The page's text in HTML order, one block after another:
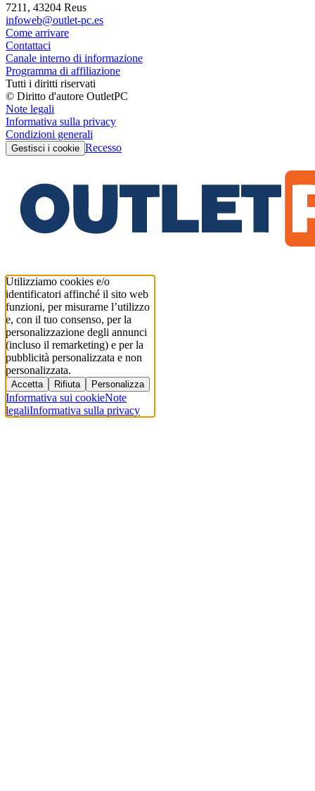
7211, 43204 Reus
infoweb@outlet-pc.es
Come arrivare
Contattaci
Canale interno di informazione
Programma di affiliazione
Tutti i diritti riservati
© Diritto d'autore OutletPC
Note legali
Informativa sulla privacy
Condizioni generali
Gestisci i cookie Recesso
Utilizziamo cookies e/o
identificatori affinché il sito web
funzioni, per misurarne l’utilizzo
e, con il tuo consenso, per la
personalizzazione degli annunci
(incluso il remarketing) e per la
pubblicità personalizzata e non
personalizzata.
Accetta Rifiuta Personalizza
Informativa sui cookieNote
legaliInformativa sulla privacy